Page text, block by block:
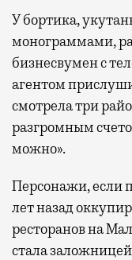
У бортика,
монограммами,
бизнесвумен с
агентом
смотрела три
разгромным
можно».
Персонажи, если
лет назад
ресторанов на
стала